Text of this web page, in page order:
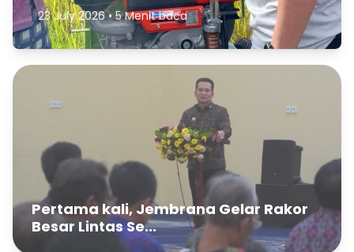
23 July 2026 • 5 Menit baca
Pertama kali, Jembrana Gelar Rakor
Besar Lintas Se...